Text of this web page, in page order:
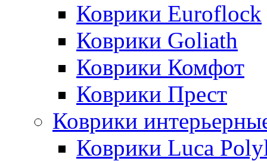
Коврики Euroflock
Коврики Goliath
Коврики Комфот
Коврики Прест
Коврики
Коврики Luca